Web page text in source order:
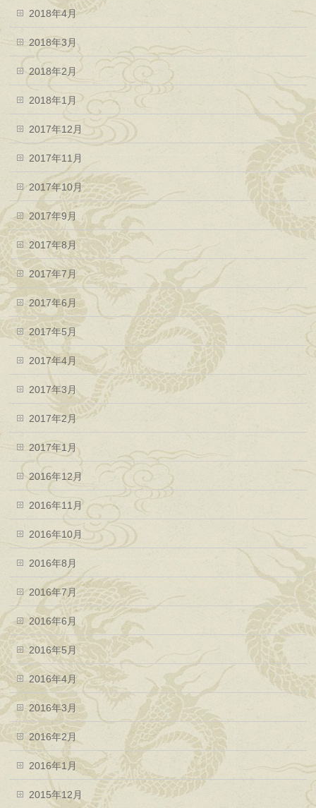
2018年4月
2018年3月
2018年2月
2018年1月
2017年12月
2017年11月
2017年10月
2017年9月
2017年8月
2017年7月
2017年6月
2017年5月
2017年4月
2017年3月
2017年2月
2017年1月
2016年12月
2016年11月
2016年10月
2016年8月
2016年7月
2016年6月
2016年5月
2016年4月
2016年3月
2016年2月
2016年1月
2015年12月